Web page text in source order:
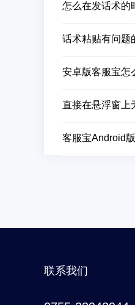
怎么在发话术的
话术粘贴有问题
安卓版客服宝怎
直接在悬浮窗上
客服宝Android
联系我们